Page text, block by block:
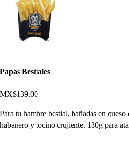
Papas Bestiales
MX$139.00
Para tu hambre bestial, bañadas en queso
habanero y tocino crujiente. 180g para